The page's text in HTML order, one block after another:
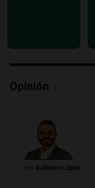
Una mañana para
Audio.
Panorama Federal
Episodios
Opinión
Por Guillermo López